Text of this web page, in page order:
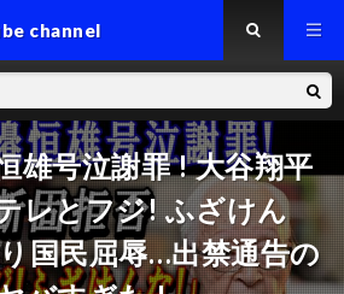
channel
雄号泣謝罪 ! 大谷翔平
レとフジ! ふざけん
国民屈辱…出禁通告の